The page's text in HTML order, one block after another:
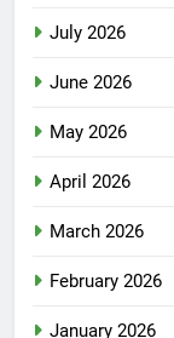
July 2026
June 2026
May 2026
April 2026
March 2026
February 2026
January 2026